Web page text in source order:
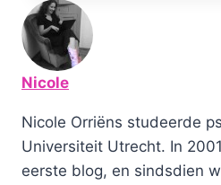
Nicole
Nicole Orriëns studeerde
Universiteit Utrecht. In
eerste blog, en sindsdien